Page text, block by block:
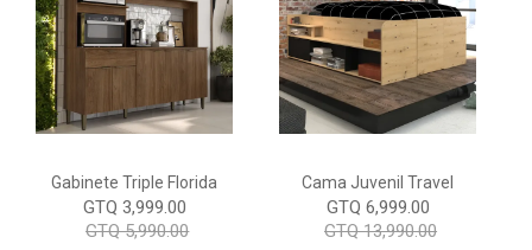
Gabinete Triple Florida
GTQ 3,999.00
GTQ 5,990.00
Cama Juvenil Travel
GTQ 6,999.00
GTQ 13,990.00